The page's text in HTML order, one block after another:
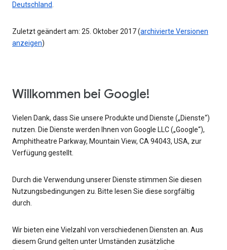
Deutschland.
Zuletzt geändert am: 25. Oktober 2017 (archivierte Versionen
anzeigen)
Willkommen bei Google!
Vielen Dank, dass Sie unsere Produkte und Dienste („Dienste“)
nutzen. Die Dienste werden Ihnen von Google LLC („Google“),
Amphitheatre Parkway, Mountain View, CA 94043, USA, zur
Verfügung gestellt.
Durch die Verwendung unserer Dienste stimmen Sie diesen
Nutzungsbedingungen zu. Bitte lesen Sie diese sorgfältig
durch.
Wir bieten eine Vielzahl von verschiedenen Diensten an. Aus
diesem Grund gelten unter Umständen zusätzliche